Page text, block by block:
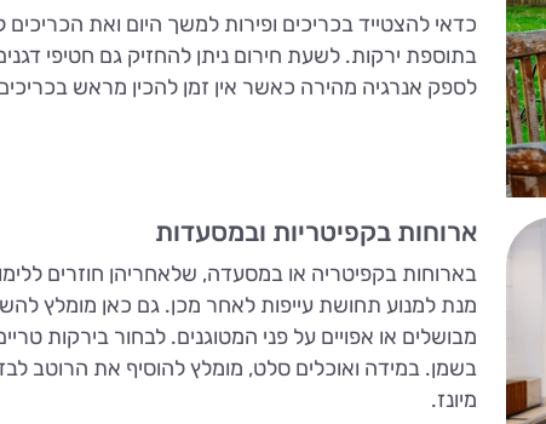
כדאי להצטייד בכריכים ופירות למשך היום ואת
בתוספת ירקות. לשעת חירום ניתן להחזיק גם חטיפי
לספק אנרגיה מהירה כאשר אין זמן להכין מראש
ארוחות בקפיטריות ובמסעדות
בארוחות בקפיטריה או במסעדה, שלאחריהן חוזרים
מנת למנוע תחושת עייפות לאחר מכן. גם כאן מומלץ
מבושלים או אפויים על פני המטוגנים. לבחור בירקות
בשמן. במידה ואוכלים סלט, מומלץ להוסיף את הרוטב לבד
מיונז.